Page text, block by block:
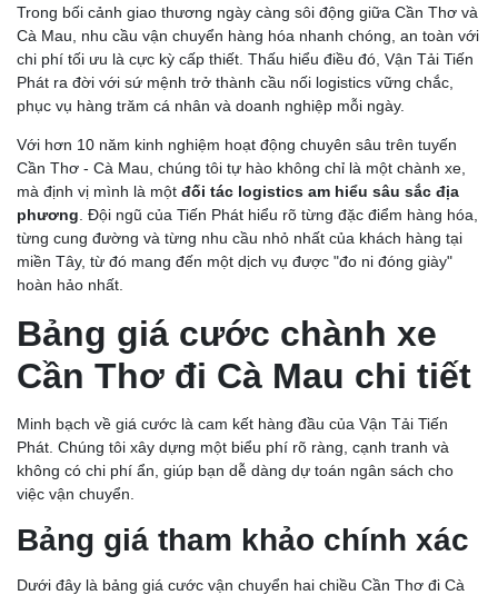
Trong bối cảnh giao thương ngày càng sôi động giữa Cần Thơ và
Cà Mau, nhu cầu vận chuyển hàng hóa nhanh chóng, an toàn với
chi phí tối ưu là cực kỳ cấp thiết. Thấu hiểu điều đó, Vận Tải Tiến
Phát ra đời với sứ mệnh trở thành cầu nối logistics vững chắc,
phục vụ hàng trăm cá nhân và doanh nghiệp mỗi ngày.
Với hơn 10 năm kinh nghiệm hoạt động chuyên sâu trên tuyến
Cần Thơ - Cà Mau, chúng tôi tự hào không chỉ là một chành xe,
mà định vị mình là một đối tác logistics am hiểu sâu sắc địa
phương . Đội ngũ của Tiến Phát hiểu rõ từng đặc điểm hàng hóa,
từng cung đường và từng nhu cầu nhỏ nhất của khách hàng tại
miền Tây, từ đó mang đến một dịch vụ được "đo ni đóng giày"
hoàn hảo nhất.
Bảng giá cước chành xe
Cần Thơ đi Cà Mau chi tiết
Minh bạch về giá cước là cam kết hàng đầu của Vận Tải Tiến
Phát. Chúng tôi xây dựng một biểu phí rõ ràng, cạnh tranh và
không có chi phí ẩn, giúp bạn dễ dàng dự toán ngân sách cho
việc vận chuyển.
Bảng giá tham khảo chính xác
Dưới đây là bảng giá cước vận chuyển hai chiều Cần Thơ đi Cà